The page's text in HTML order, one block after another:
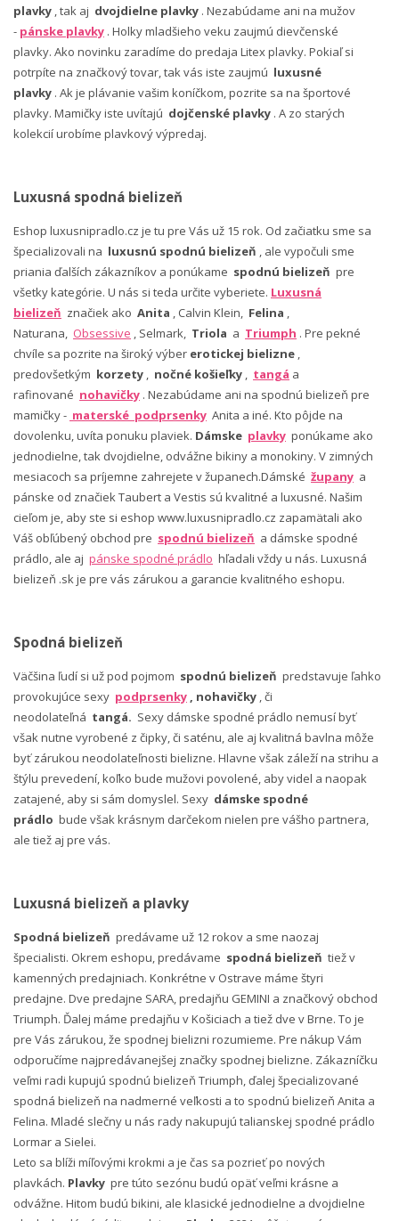
plavky , tak aj dvojdielne plavky . Nezabúdame ani na mužov
- pánske plavky . Holky mladšieho veku zaujmú dievčenské
plavky. Ako novinku zaradíme do predaja Litex plavky. Pokiaľ si
potrpíte na značkový tovar, tak vás iste zaujmú luxusné
plavky . Ak je plávanie vašim koníčkom, pozrite sa na športové
plavky. Mamičky iste uvítajú dojčenské plavky . A zo starých
kolekcií urobíme plavkový výpredaj.
Luxusná spodná bielizeň
Eshop luxusnipradlo.cz je tu pre Vás už 15 rok. Od začiatku sme sa
špecializovali na luxusnú spodnú bielizeň , ale vypočuli sme
priania ďalších zákazníkov a ponúkame spodnú bielizeň pre
všetky kategórie. U nás si teda určite vyberiete. Luxusná
bielizeň značiek ako Anita , Calvin Klein, Felina ,
Naturana, Obsessive , Selmark, Triola a Triumph . Pre pekné
chvíle sa pozrite na široký výber erotickej bielizne ,
predovšetkým korzety , nočné košieľky , tangá a
rafinované nohavičky . Nezabúdame ani na spodnú bielizeň pre
mamičky - materské podprsenky Anita a iné. Kto pôjde na
dovolenku, uvíta ponuku plaviek. Dámske plavky ponúkame ako
jednodielne, tak dvojdielne, odvážne bikiny a monokiny. V zimných
mesiacoch sa príjemne zahrejete v županech.Dámské župany a
pánske od značiek Taubert a Vestis sú kvalitné a luxusné. Našim
cieľom je, aby ste si eshop www.luxusnipradlo.cz zapamätali ako
Váš obľúbený obchod pre spodnú bielizeň a dámske spodné
prádlo, ale aj pánske spodné prádlo hľadali vždy u nás. Luxusná
bielizeň .sk je pre vás zárukou a garancie kvalitného eshopu.
Spodná bielizeň
Väčšina ľudí si už pod pojmom spodnú bielizeň predstavuje ľahko
provokujúce sexy podprsenky , nohavičky , či
neodolateľná tangá. Sexy dámske spodné prádlo nemusí byť
však nutne vyrobené z čipky, či saténu, ale aj kvalitná bavlna môže
byť zárukou neodolateľnosti bielizne. Hlavne však záleží na strihu a
štýlu prevedení, koľko bude mužovi povolené, aby videl a naopak
zatajené, aby si sám domyslel. Sexy dámske spodné
prádlo bude však krásnym darčekom nielen pre vášho partnera,
ale tiež aj pre vás.
Luxusná bielizeň a plavky
Spodná bielizeň predávame už 12 rokov a sme naozaj
špecialisti. Okrem eshopu, predávame spodná bielizeň tiež v
kamenných predajniach. Konkrétne v Ostrave máme štyri
predajne. Dve predajne SARA, predajňu GEMINI a značkový obchod
Triumph. Ďalej máme predajňu v Košiciach a tiež dve v Brne. To je
pre Vás zárukou, že spodnej bielizni rozumieme. Pre nákup Vám
odporučíme najpredávanejšej značky spodnej bielizne. Zákazníčku
veľmi radi kupujú spodnú bielizeň Triumph, ďalej špecializované
spodná bielizeň na nadmerné veľkosti a to spodnú bielizeň Anita a
Felina. Mladé slečny u nás rady nakupujú talianskej spodné prádlo
Lormar a Sielei.
Leto sa blíži míľovými krokmi a je čas sa pozrieť po nových
plavkách. Plavky pre túto sezónu budú opäť veľmi krásne a
odvážne. Hitom budú bikini, ale klasické jednodielne a dvojdielne